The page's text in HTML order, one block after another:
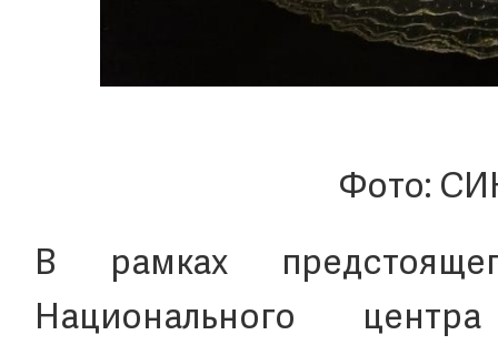
Фото:
В рамках
Национального